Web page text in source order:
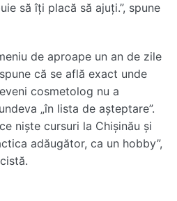
să îți placă să ajuți.”, spune
de aproape un an de zile
că se află exact unde
cosmetolog nu a
„în lista de așteptare”.
niște cursuri la Chișinău și
adăugător, ca un hobby”,